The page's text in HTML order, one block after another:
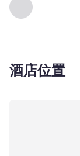
上一个 - 客房
酒店位置